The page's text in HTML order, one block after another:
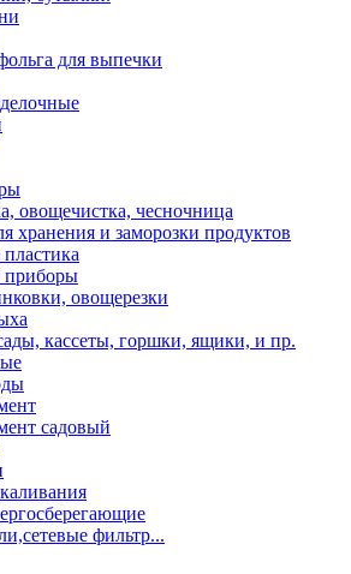
для выпечки
овощечистка, чесночница
хранения и заморозки продуктов
приборы
овощерезки
кассеты, горшки, ящики, и пр.
садовый
фильтр...